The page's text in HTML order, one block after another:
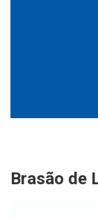
Brasão de